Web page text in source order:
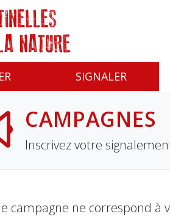
SIGNALER
CAMPAGNES
Inscrivez votre
campagne ne correspond à
cookies